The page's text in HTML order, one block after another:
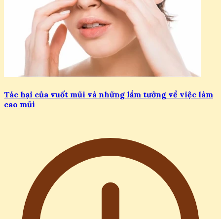
Tác hại của vuốt mũi và những lầm tưởng về việc làm
cao mũi